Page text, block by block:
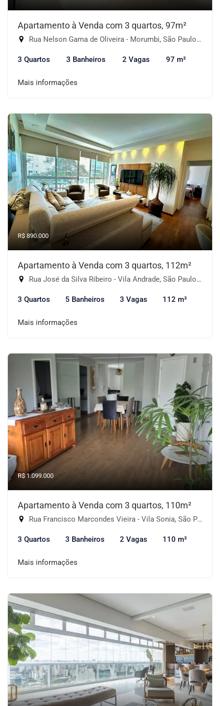
Apartamento à Venda com 3 quartos, 97m²
Rua Nelson Gama de Oliveira - Morumbi, São Paulo-SP
3 Quartos 3 Banheiros 2 Vagas 97 m²
Mais informações
R$ 890.000
Apartamento à Venda com 3 quartos, 112m²
Rua José da Silva Ribeiro - Vila Andrade, São Paulo-SP
3 Quartos 5 Banheiros 3 Vagas 112 m²
Mais informações
R$ 1.099.000
Apartamento à Venda com 3 quartos, 110m²
Rua Francisco Marcondes Vieira - Vila Sonia, São Paulo-SP
3 Quartos 3 Banheiros 2 Vagas 110 m²
Mais informações